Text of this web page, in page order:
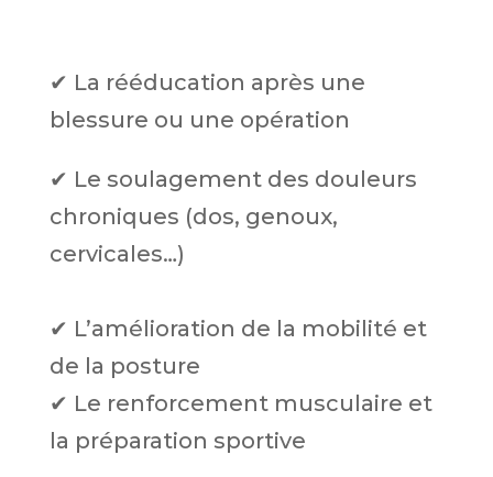
✔ La rééducation après une
blessure ou une opération
✔ Le soulagement des douleurs
chroniques (dos, genoux,
cervicales…)
✔ L’amélioration de la mobilité et
de la posture
✔ Le renforcement musculaire et
la préparation sportive